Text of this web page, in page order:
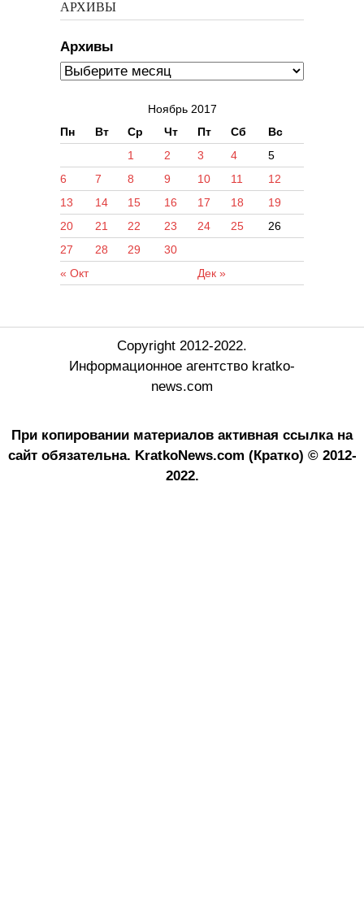
АРХИВЫ
Архивы
Ноябрь 2017
Пн
Вт Ср Чт Пт Сб Вс
« Окт Дек »
1 2 3 4
5
6
7 8 9 10 11
12
13
14 15 16 17 18
19
20
21 22 23 24 25
26
27
28 29 30
Copyright 2012-2022.
Информационное агентство kratko-
news.com
При копировании материалов активная ссылка на
сайт обязательна. KratkoNews.com (Кратко) © 2012-
2022.